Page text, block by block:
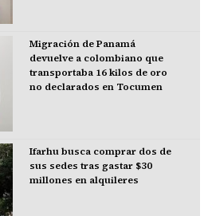
Migración de Panamá
devuelve a colombiano que
transportaba 16 kilos de oro
no declarados en Tocumen
Ifarhu busca comprar dos de
sus sedes tras gastar $30
millones en alquileres